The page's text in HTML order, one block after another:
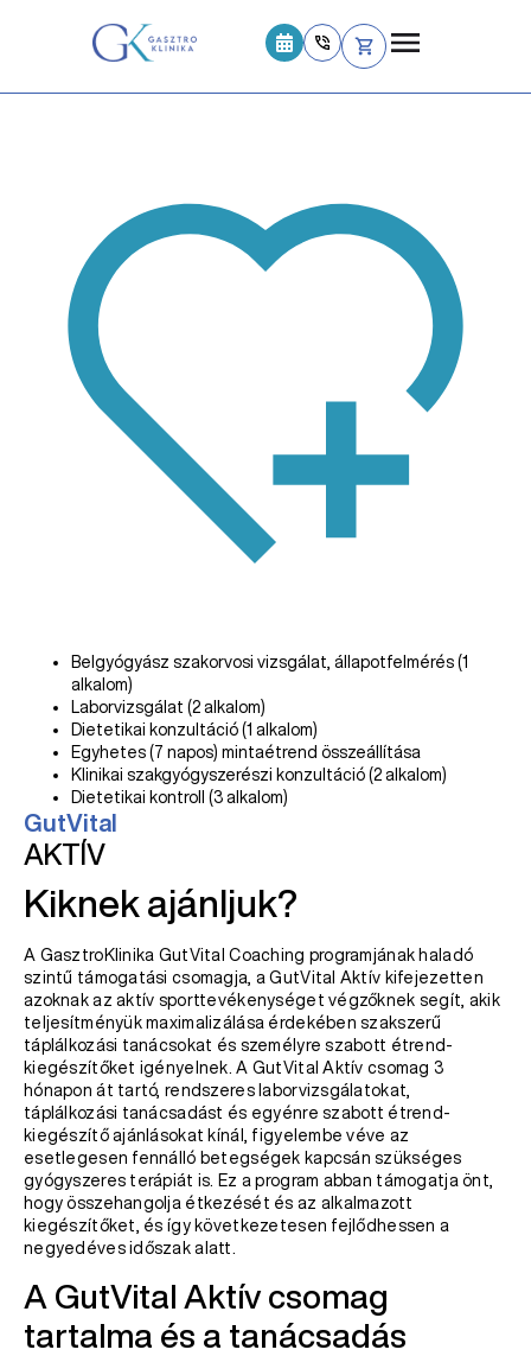
GutVital
AKTÍV
Kiknek ajánljuk?
A GasztroKlinika GutVital Coaching programjának haladó
szintű támogatási csomagja, a GutVital Aktív kifejezetten
azoknak az aktív sporttevékenységet végzőknek segít, akik
teljesítményük maximalizálása érdekében szakszerű
táplálkozási tanácsokat és személyre szabott étrend-
kiegészítőket igényelnek. A GutVital Aktív csomag 3
hónapon át tartó, rendszeres laborvizsgálatokat,
táplálkozási tanácsadást és egyénre szabott étrend-
kiegészítő ajánlásokat kínál, figyelembe véve az
esetlegesen fennálló betegségek kapcsán szükséges
gyógyszeres terápiát is. Ez a program abban támogatja önt,
hogy összehangolja étkezését és az alkalmazott
kiegészítőket, és így következetesen fejlődhessen a
negyedéves időszak alatt.
A GutVital Aktív csomag
tartalma és a tanácsadás
Belgyógyász szakorvosi vizsgálat, állapotfelmérés (1
alkalom)
Laborvizsgálat (2 alkalom)
Dietetikai konzultáció (1 alkalom)
Egyhetes (7 napos) mintaétrend összeállítása
Klinikai szakgyógyszerészi konzultáció (2 alkalom)
Dietetikai kontroll (3 alkalom)